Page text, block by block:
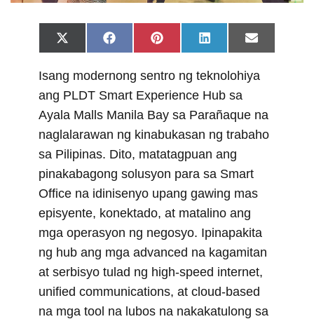
Share
on
X
(
w
t
t
e
r
Share
on
F
a
e
o
o
k
Share
on
P
i
t
r
e
s
t
Share
on
L
i
k
d
I
n
Share
on
E
m
i
Isang modernong sentro ng teknolohiya
ang PLDT Smart Experience Hub sa
Ayala Malls Manila Bay sa Parañaque na
naglalarawan ng kinabukasan ng trabaho
sa Pilipinas. Dito, matatagpuan ang
pinakabagong solusyon para sa Smart
Office na idinisenyo upang gawing mas
episyente, konektado, at matalino ang
mga operasyon ng negosyo. Ipinapakita
ng hub ang mga advanced na kagamitan
at serbisyo tulad ng high-speed internet,
unified communications, at cloud-based
na mga tool na lubos na nakakatulong sa